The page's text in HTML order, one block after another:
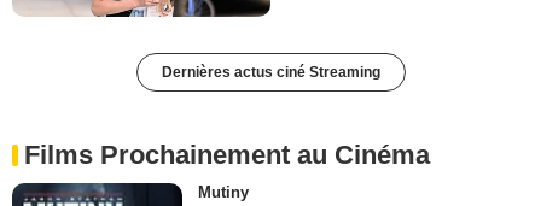
Dernières actus ciné Streaming
Films Prochainement au Cinéma
Mutiny